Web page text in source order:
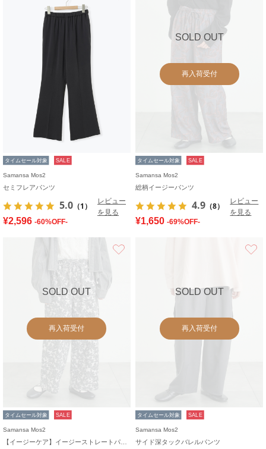
タイムセール対象 SALE
Samansa Mos2
セミフレアパンツ
5.0 （1）
レビュー
を見る
¥2,596 -60%OFF-
SOLD OUT
再入荷受付
タイムセール対象 SALE
Samansa Mos2
総柄イージーパンツ
4.9 （8）
レビュー
を見る
¥1,650 -69%OFF-
SOLD OUT
再入荷受付
タイムセール対象 SALE
Samansa Mos2
SOLD OUT
再入荷受付
タイムセール対象 SALE
Samansa Mos2
サイド深タックバレルパンツ